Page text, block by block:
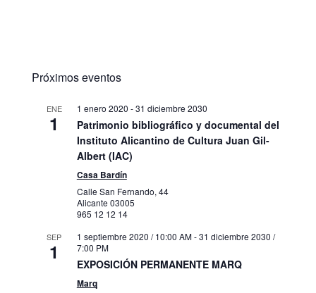
Próximos eventos
ENE
1
1 enero 2020 -31 diciembre 2030
Patrimonio bibliográfico y documental del
Instituto Alicantino de Cultura Juan Gil-
Albert (IAC)
Casa Bardín
Calle San Fernando, 44
Alicante 03005
965 12 12 14
SEP
1
1 septiembre 2020 / 10:00 AM-31 diciembre 2030 /
7:00 PM
EXPOSICIÓN PERMANENTE MARQ
Marq